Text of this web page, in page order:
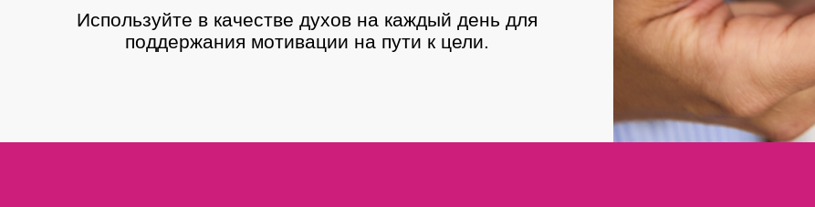
Используйте в качестве духов на каждый день для
поддержания мотивации на пути к цели.